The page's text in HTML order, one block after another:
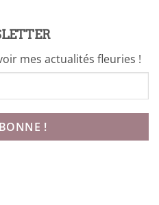
mes actualités fleuries !